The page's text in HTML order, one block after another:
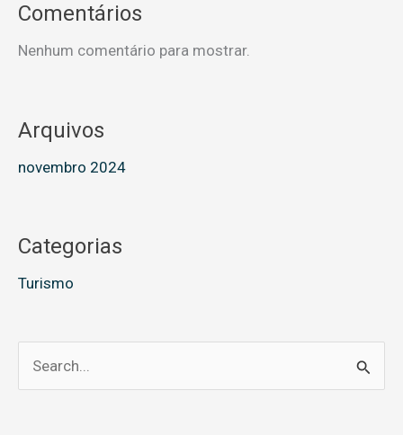
Comentários
Nenhum comentário para mostrar.
Arquivos
novembro 2024
Categorias
Turismo